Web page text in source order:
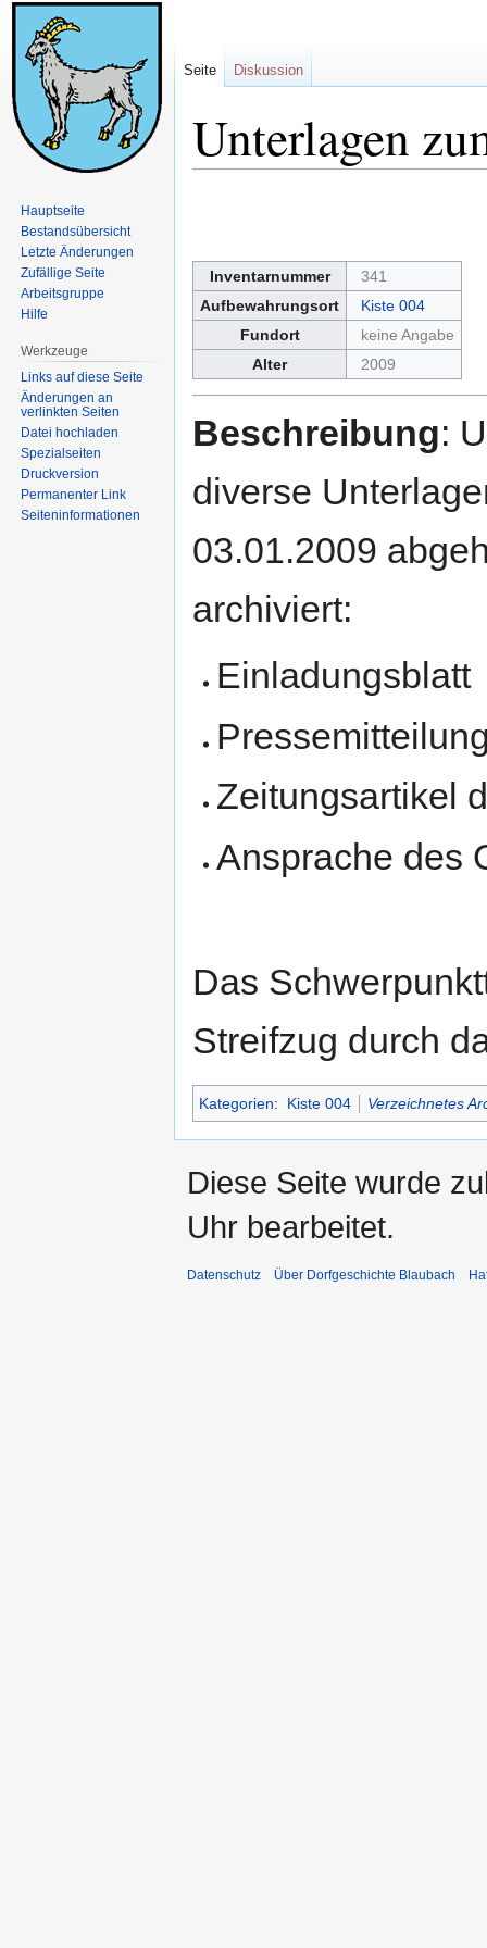
Unterlagen
Inventarnummer
341
Aufbewahrungsort
Kiste 004
Fundort
keine Angabe
Alter
2009
Beschreibung:
diverse
03.01.2009
archiviert:
Einladungsblatt
Zeitungsartikel
Ansprache des
Das
Streifzug durch
Kategorien: Kiste 004 Verzeichnetes
Seite Diskussion
Hauptseite
Bestandsübersicht
Letzte Änderungen
Zufällige Seite
Arbeitsgruppe
Hilfe
Werkzeuge
Links auf diese Seite
Änderungen an
verlinkten Seiten
Datei hochladen
Spezialseiten
Druckversion
Permanenter Link
Seiten­informationen
Diese Seite wurde
Uhr bearbeitet.
Datenschutz Über Dorfgeschichte Blaubach